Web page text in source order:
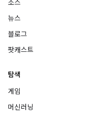
소스
뉴스
블로그
팟캐스트
탐색
게임
머신러닝